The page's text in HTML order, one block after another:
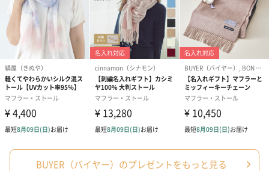
一年を通して使える
冷え込む秋冬のみならず、気温が上がる夏場は室内のクーラー対
策に役立ちます。職場で空調の調節ができなかったり、自宅でも
暑がりな家族に合わせて設定温度を下げているという家庭に1枚あ
ると重宝します。性別を問わず使えるストールは、誰もに喜んで
いただけるギフトです。この商品の暖かさや綺麗なツヤを是非1度
選べるカラー
BUYER（バイヤー）のプレゼントをもっと見る